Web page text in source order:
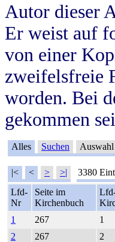
Autor dieser
Er weist auf
von einer
zweifelsfreie
worden. Bei
gekommen
Alles Suchen Auswahl
|< < > >| 3380
Lfd-
Nr
Seite im
Kirchenbuch
1
267 1
2
267 2